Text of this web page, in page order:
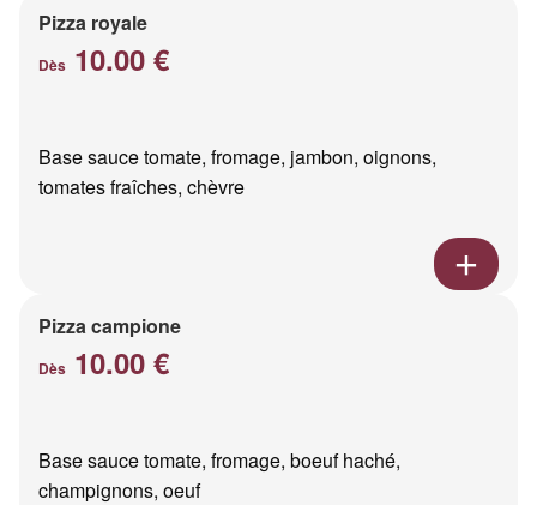
Pizza royale
Dès 10.00 €
Base sauce tomate, fromage, jambon, oignons,
tomates fraîches, chèvre
Pizza campione
Dès 10.00 €
Base sauce tomate, fromage, boeuf haché,
champignons, oeuf